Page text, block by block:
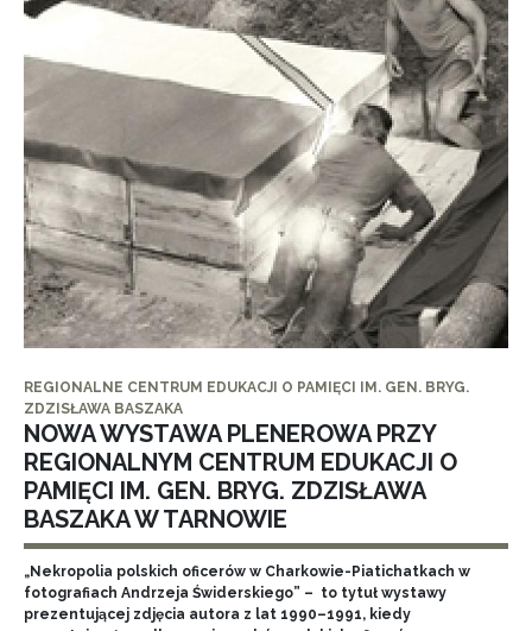
REGIONALNE CENTRUM EDUKACJI O PAMIĘCI IM. GEN. BRYG.
ZDZISŁAWA BASZAKA
NOWA WYSTAWA PLENEROWA PRZY
REGIONALNYM CENTRUM EDUKACJI O
PAMIĘCI IM. GEN. BRYG. ZDZISŁAWA
BASZAKA W TARNOWIE
„Nekropolia polskich oficerów w Charkowie-Piatichatkach w
fotografiach Andrzeja Świderskiego” – to tytuł wystawy
prezentującej zdjęcia autora z lat 1990–1991, kiedy